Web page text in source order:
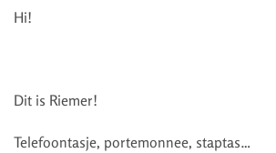
Hi!
Dit is Riemer!
Telefoontasje, portemonnee, staptas…